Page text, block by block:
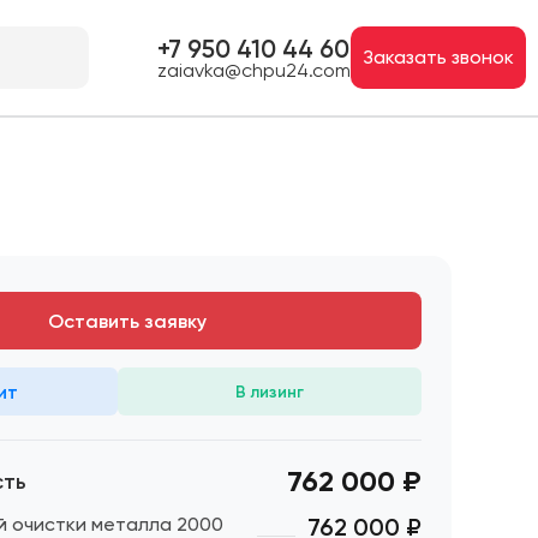
+7 950 410 44 60
zaiavka@chpu24.com
Заказать звонок
Оставить заявку
В лизинг
762 000 ₽
очистки металла 2000 762 000 ₽